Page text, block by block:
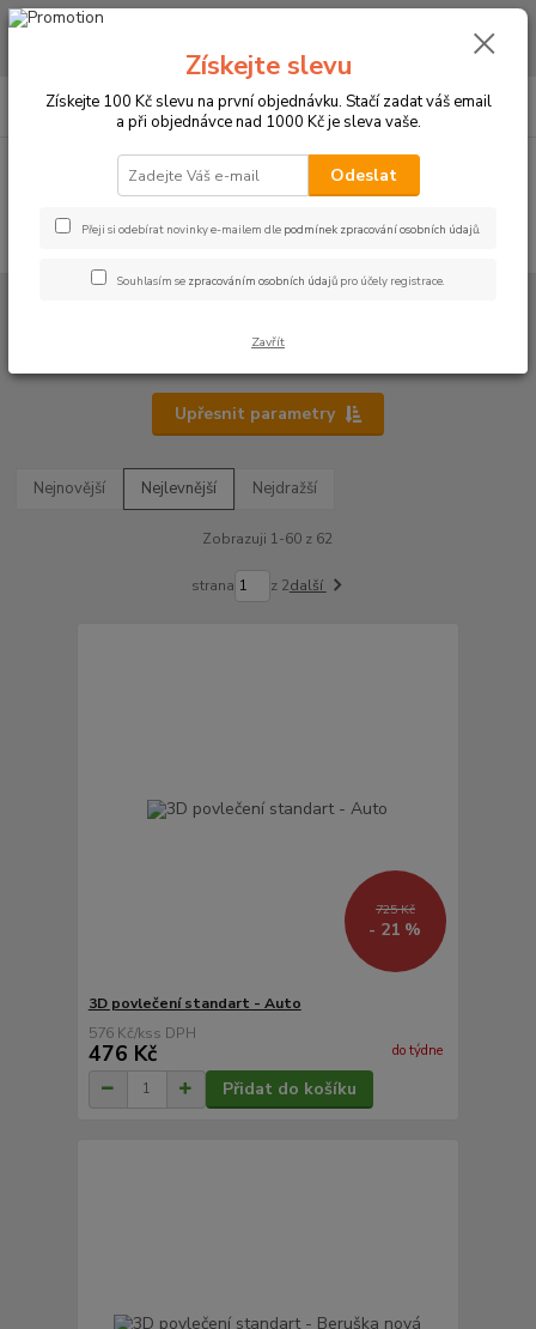
CHCETE NAKOUPIT VĚTŠÍ MNOŽSTVÍ NAŠICH PRODUKTŮ ZA LEPŠÍ
CZK
Hledat
+420 773 794 023
Pondělí-pátek 9-16 hodin
0
Upřesnit parametry
Nejnovější Nejlevnější Nejdražší
Zobrazuji 1-60 z 62
strana z 2další
725 Kč
- 21 %
3D povlečení standart - Auto
576 Kč/ks
476 Kč do týdne
Přidat do košíku
Získejte slevu
Získejte 100 Kč slevu na první objednávku. Stačí zadat váš email
a při objednávce nad 1000 Kč je sleva vaše.
Odeslat
Přeji si odebírat novinky e-mailem dle podmínek zpracování osobních údajů.
Souhlasím se zpracováním osobních údajů pro účely registrace.
Zavřít